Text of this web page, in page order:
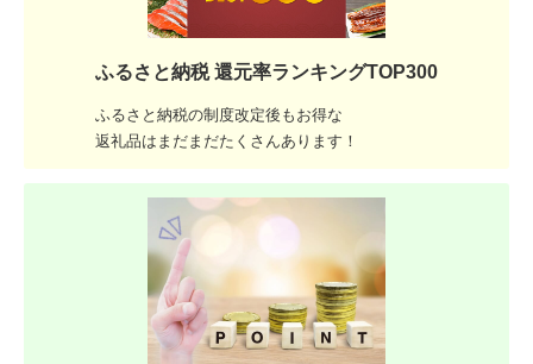
ふるさと納税 還元率ランキングTOP300
ふるさと納税の制度改定後もお得な
返礼品はまだまだたくさんあります！